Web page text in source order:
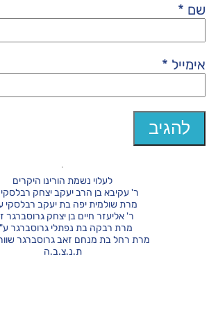
שם *
אימייל *
לעלוי נשמת הורינו היקרים
ר' עקיבא בן הרב יעקב יצחק
מרת שולמית יפה בת יעקב רבלסקי
ר' אליעזר חיים בן יצחק גרוסברגר
מרת רבקה בת נפתלי גרוסברגר
מרת רחל בת מנחם זאב גרוסברגר
ת.נ.צ.ב.ה